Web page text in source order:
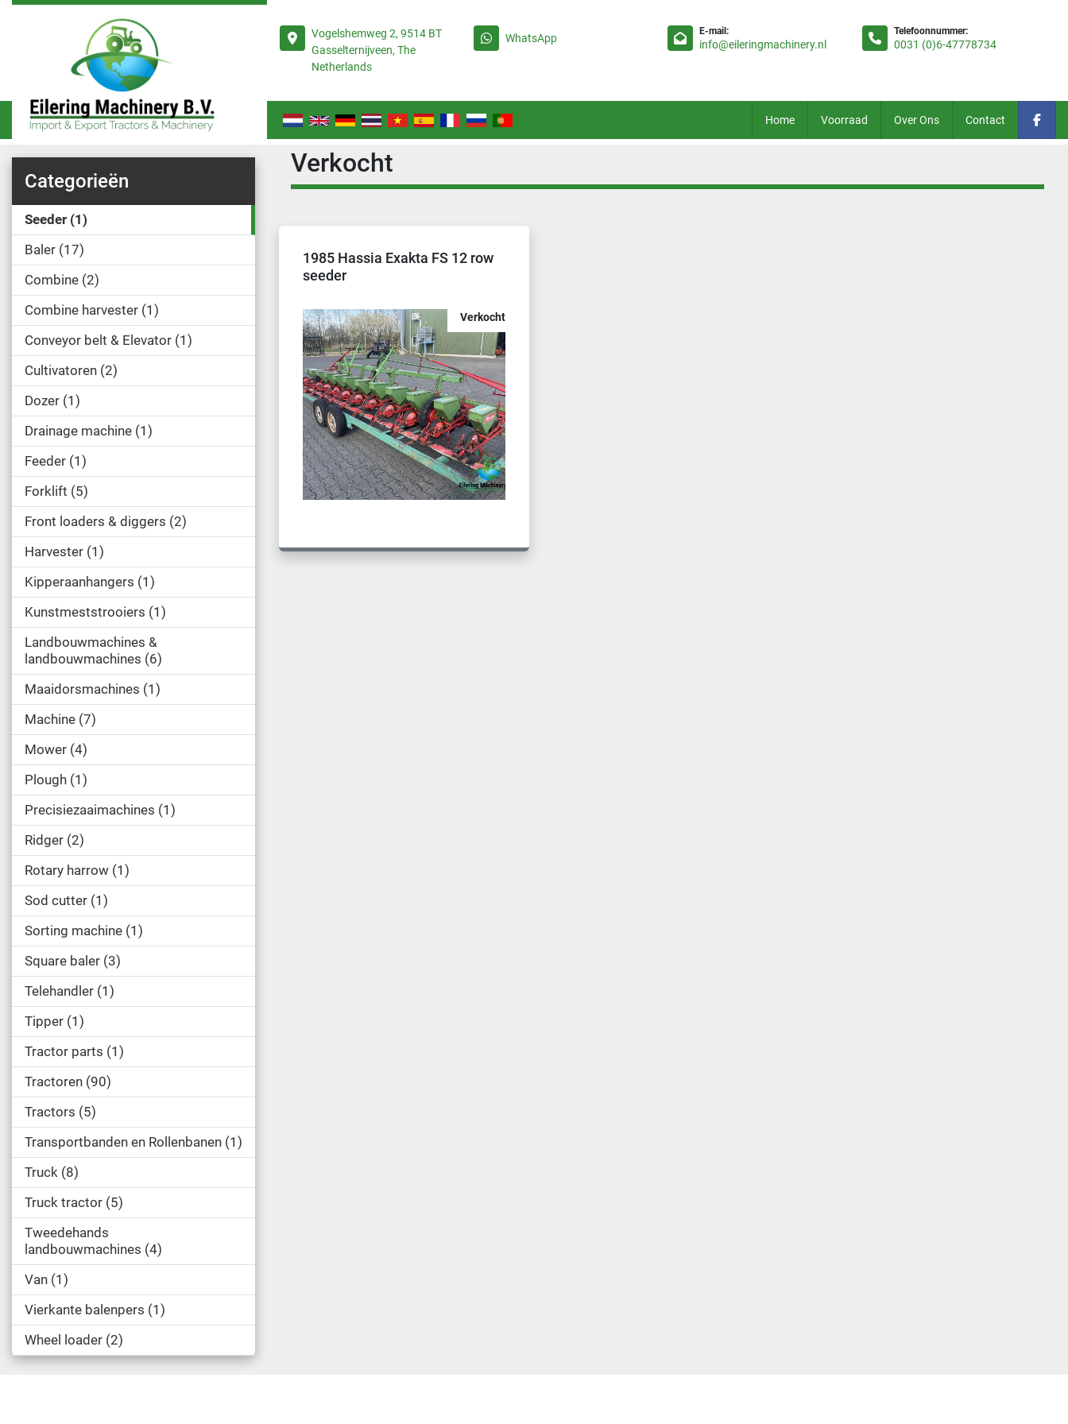
Vogelshemweg 2, 9514 BT
Gasselternijveen, The
Netherlands
WhatsApp
E-mail:
info@eileringmachinery.nl
Telefoonnummer:
0031 (0)6-47778734
Home Voorraad Over Ons Contact
Categorieën
Seeder 1
Baler 17
Combine 2
Combine harvester 1
Conveyor belt & Elevator 1
Cultivatoren 2
Dozer 1
Drainage machine 1
Feeder 1
Forklift 5
Front loaders & diggers 2
Harvester 1
Kipperaanhangers 1
Kunstmeststrooiers 1
Landbouwmachines &
landbouwmachines 6
Maaidorsmachines 1
Machine 7
Mower 4
Plough 1
Precisiezaaimachines 1
Ridger 2
Rotary harrow 1
Sod cutter 1
Sorting machine 1
Square baler 3
Telehandler 1
Tipper 1
Tractor parts 1
Tractoren 90
Tractors 5
Transportbanden en Rollenbanen 1
Truck 8
Truck tractor 5
Tweedehands
landbouwmachines 4
Van 1
Vierkante balenpers 1
Wheel loader 2
Verkocht
1985 Hassia Exakta FS 12 row
seeder
Verkocht